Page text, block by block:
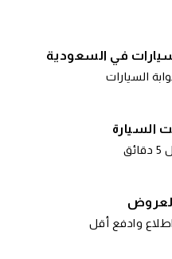
في السعودية
السيارات
السيارة
وادفع أقل